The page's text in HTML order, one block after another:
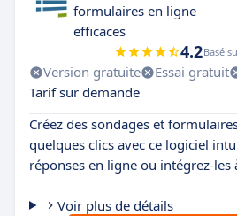
formulaires en ligne
efficaces
4.2Basé
Version gratuite Essai gratuit
Tarif sur demande
Créez des sondages et
quelques clics avec ce logiciel
réponses en ligne ou intégrez-les
Voir plus de détails